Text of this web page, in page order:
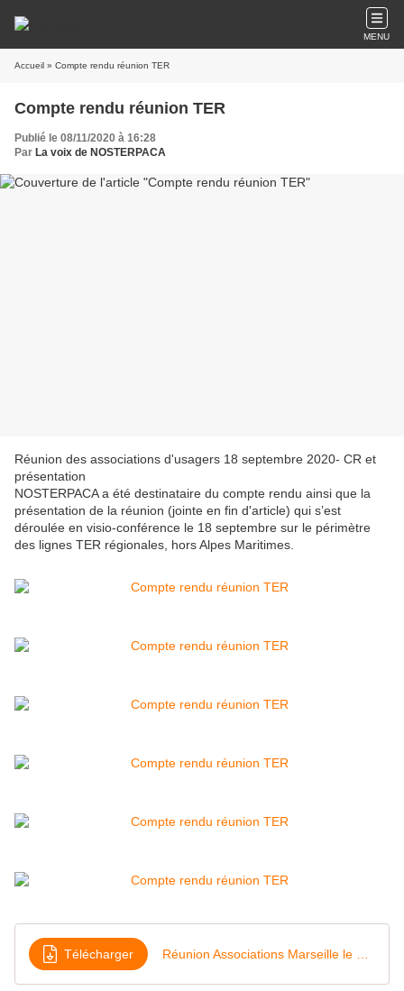
MENU
Accueil » Compte rendu réunion TER
Compte rendu réunion TER
Publié le 08/11/2020 à 16:28
Par La voix de NOSTERPACA
Réunion des associations d'usagers 18 septembre 2020- CR et
présentation
NOSTERPACA a été destinataire du compte rendu ainsi que la
présentation de la réunion (jointe en fin d'article) qui s’est
déroulée en visio-conférence le 18 septembre sur le périmètre
des lignes TER régionales, hors Alpes Maritimes.
Télécharger